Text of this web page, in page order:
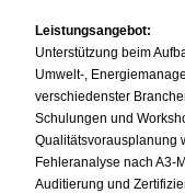
Leistungsangebot:
Unterstützung beim
Umwelt-,
verschiedenster
Schulungen und
Qualitätsvorausplanung
Fehleranalyse nach A3-
Auditierung und